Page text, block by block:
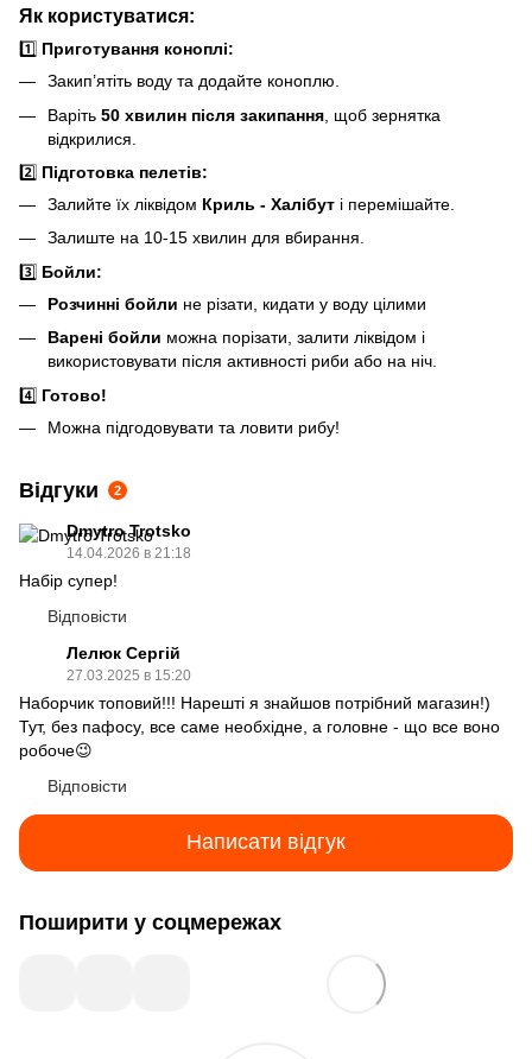
Як користуватися:
1️⃣ Приготування коноплі:
Закип’ятіть воду та додайте коноплю.
Варіть 50 хвилин після закипання , щоб зернятка
відкрилися.
2️⃣ Підготовка пелетів:
Залийте їх ліквідом Криль - Халібут і перемішайте.
Залиште на 10-15 хвилин для вбирання.
3️⃣ Бойли:
Розчинні бойли не різати, кидати у воду цілими
Варені бойли можна порізати, залити ліквідом і
використовувати після активності риби або на ніч.
4️⃣ Готово!
Можна підгодовувати та ловити рибу!
Відгуки 2
Dmytro Trotsko
14.04.2026 в 21:18
Набір супер!
Відповісти
Лелюк Сергій
27.03.2025 в 15:20
Наборчик топовий!!! Нарешті я знайшов потрібний магазин!)
Тут, без пафосу, все саме необхідне, а головне - що все воно
робоче😉
Відповісти
Написати відгук
Поширити у соцмережах